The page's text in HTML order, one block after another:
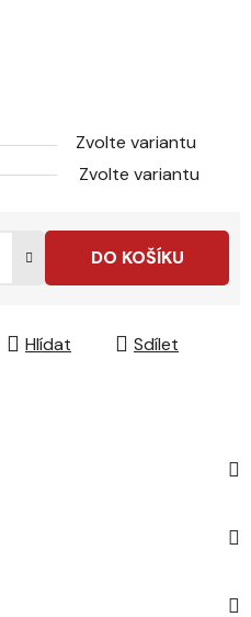
Zvolte variantu
Zvolte variantu
DO KOŠÍKU
Hlídat Sdílet